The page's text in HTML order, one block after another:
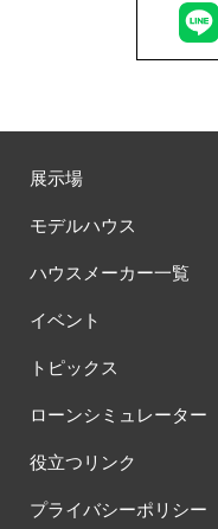
展示場
モデルハウス
ハウスメーカー一覧
イベント
トピックス
ローンシミュレーター
役立つリンク
プライバシーポリシー